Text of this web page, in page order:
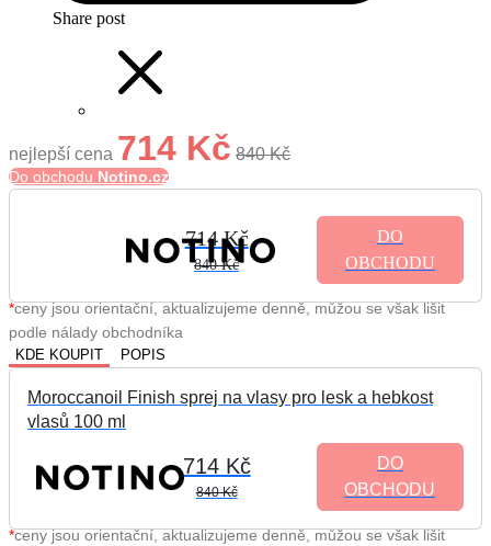
Share post
nejlepší cena 714 Kč 840 Kč
Do obchodu Notino.cz
714 Kč
840 Kč
DO
OBCHODU
*ceny jsou orientační, aktualizujeme denně, můžou se však lišit
podle nálady obchodníka
KDE KOUPIT POPIS
Moroccanoil Finish sprej na vlasy pro lesk a hebkost
vlasů 100 ml
714 Kč
840 Kč
DO
OBCHODU
*ceny jsou orientační, aktualizujeme denně, můžou se však lišit